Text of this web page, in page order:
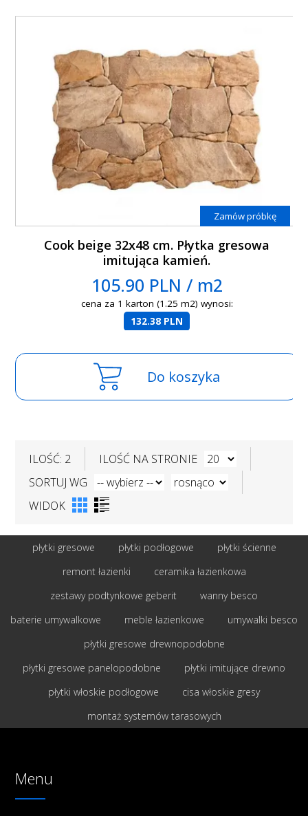
Zamów próbkę
Cook beige 32x48 cm. Płytka gresowa
imitująca kamień.
105.90 PLN / m2
cena za 1 karton (1.25 m2) wynosi:
132.38 PLN
Do koszyka
ILOŚĆ: 2
ILOŚĆ NA STRONIE
SORTUJ WG
WIDOK
płytki gresowe płytki podłogowe
płytki ścienne
remont łazienki
ceramika łazienkowa
zestawy podtynkowe geberit
wanny besco
baterie umywalkowe
meble łazienkowe
umywalki besco
płytki gresowe drewnopodobne
płytki gresowe panelopodobne
płytki imitujące drewno
płytki włoskie podłogowe
cisa włoskie gresy
montaż systemów tarasowych
Menu